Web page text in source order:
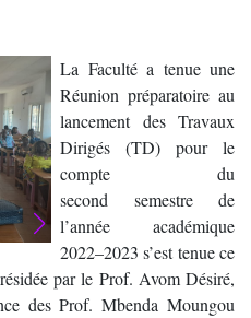
La Faculté a tenue une
Réunion préparatoire au
lancement des Travaux
Dirigés (TD) pour le
compte du
second semestre de
l’année académique
2022–2023 s’est tenue ce
par le Prof. Avom Désiré,
des Prof. Mbenda Moungou